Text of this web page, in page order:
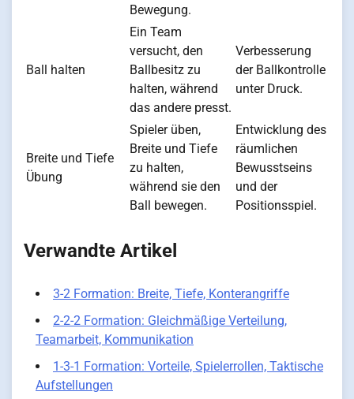
Bewegung.
Ball halten
Ein Team
versucht, den
Ballbesitz zu
halten, während
das andere presst.
Verbesserung
der Ballkontrolle
unter Druck.
Breite und Tiefe
Übung
Spieler üben,
Breite und Tiefe
zu halten,
während sie den
Ball bewegen.
Entwicklung des
räumlichen
Bewusstseins
und der
Positionsspiel.
Verwandte Artikel
3-2 Formation: Breite, Tiefe, Konterangriffe
2-2-2 Formation: Gleichmäßige Verteilung,
Teamarbeit, Kommunikation
1-3-1 Formation: Vorteile, Spielerrollen, Taktische
Aufstellungen